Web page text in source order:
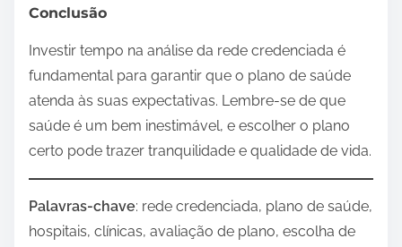
Conclusão
Investir tempo na análise da rede credenciada é
fundamental para garantir que o plano de saúde
atenda às suas expectativas. Lembre-se de que
saúde é um bem inestimável, e escolher o plano
certo pode trazer tranquilidade e qualidade de vida.
Palavras-chave: rede credenciada, plano de saúde,
hospitais, clínicas, avaliação de plano, escolha de